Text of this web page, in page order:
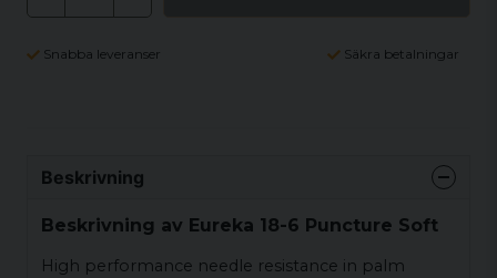
Snabba leveranser Säkra betalningar
Beskrivning
Beskrivning av Eureka 18-6 Puncture Soft
High performance needle resistance in palm